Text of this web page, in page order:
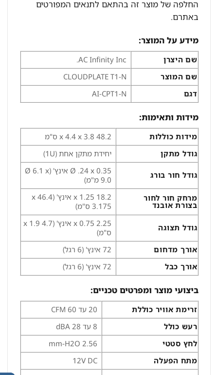
החלפה של מוצר זה בהתאם לתנאים המפורטים
באתרם.
מידע על המוצר:
שם היצרן
AC Infinity Inc.
שם המוצר
CLOUDPLATE T1-N
דגם
AI-CPT1-N
מידות ותאימות:
מידות כוללות
48.2 x 4.4 x 3.8 ס"מ
גודל מתקן
יחידת מתקן אחת (1U)
גודל חור בורג
Ø .24 x 0.35 אינץ' (Ø 6.1 x
9.0 מ"מ)
מרחק חור לחור
בצורת אובנד
18.2 x 1.25 אינץ' (46.4 x
3.175 ס"מ)
גודל תצוגה
2.25 x 0.75 אינץ' (4.7 x 1.9
ס"מ)
אורך מדחום
72 אינץ' (6 רגל)
אורך כבל
72 אינץ' (6 רגל)
ביצועי מוצר ומפרטים טכניים:
זרימת אוויר כוללת
20 עד 60 CFM
רעש כולל
לחץ סטטי
2.56 mm-H2O
מתח הפעלה
12V DC